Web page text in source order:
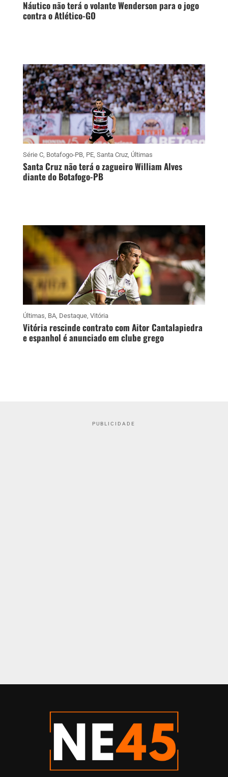
Náutico não terá o volante Wenderson para o jogo
contra o Atlético-GO
Série C, Botafogo-PB, PE, Santa Cruz, Últimas
Santa Cruz não terá o zagueiro William Alves
diante do Botafogo-PB
Últimas, BA, Destaque, Vitória
Vitória rescinde contrato com Aitor Cantalapiedra
e espanhol é anunciado em clube grego
PUBLICIDADE